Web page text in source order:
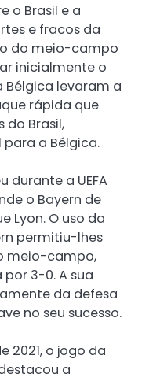
o Brasil e a
e fracos da
do meio-campo
inicialmente o
Bélgica levaram a
rápida que
do Brasil,
a Bélgica.
durante a UEFA
o Bayern de
Lyon. O uso da
permitiu-lhes
meio-campo,
3-0. A sua
da defesa
no seu sucesso.
2021, o jogo da
a